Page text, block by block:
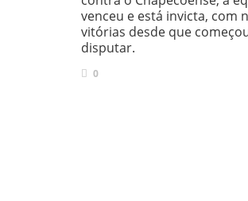
venceu e está invicta, com
vitórias desde que
disputar.
0